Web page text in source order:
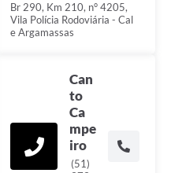
Br 290, Km 210, n° 4205,
Vila Polícia Rodoviária - Cal
e Argamassas
Can
to
Ca
mpe
iro
(51)